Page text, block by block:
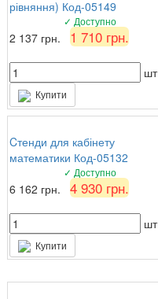
рівняння) Код-05149
✓ Доступно
2 137 грн. 1 710 грн.
шт
Купити
Cтенди для кабінету
математики Код-05132
✓ Доступно
6 162 грн. 4 930 грн.
шт
Купити